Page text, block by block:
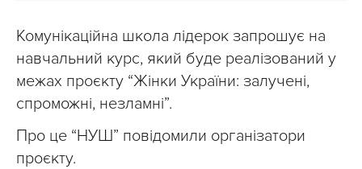
Комунікаційна школа лідерок запрошує на
навчальний курс, який буде реалізований у
межах проєкту “Жінки України: залучені,
спроможні, незламні”.
Про це “НУШ” повідомили організатори
проєкту.